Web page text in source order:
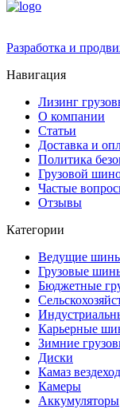
Разработка и
Навигация
Лизинг
О компании
Статьи
Доставка и
Политика
Грузовой
Частые
Отзывы
Категории
Ведущие
Грузовые
Бюджетные
Карьерные
Зимние
Диски
Камаз вездеход
Камеры
Аккумуляторы